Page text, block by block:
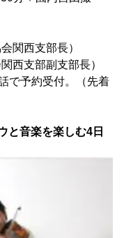
関西支部長）
支部副支部長）
で予約受付。（先着
と音楽を楽しむ4日